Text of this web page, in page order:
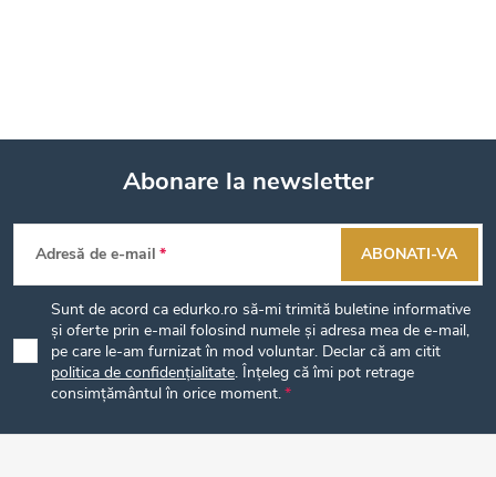
S
u
b
o
Abonare la newsletter
Adresă de e-mail
Sunt de acord ca edurko.ro să-mi trimită buletine informative
și oferte prin e-mail folosind numele și adresa mea de e-mail,
pe care le-am furnizat în mod voluntar. Declar că am citit
politica de confidențialitate. Înțeleg că îmi pot retrage
consimțământul în orice moment.
ABONATI-VA